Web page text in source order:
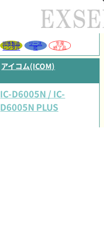
同等製品
レンタル
リース
可
生産
終了品
アイコム(ICOM)
IC-D6005N / IC-
D6005N PLUS